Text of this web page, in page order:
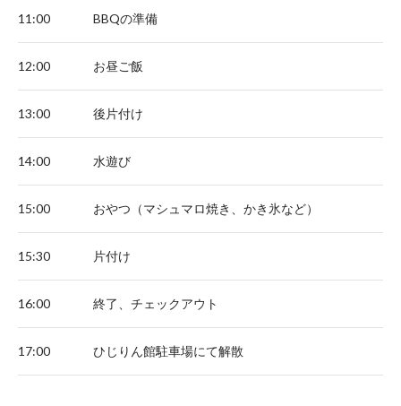
11:00 BBQの準備
12:00 お昼ご飯
13:00 後片付け
14:00 水遊び
15:00 おやつ（マシュマロ焼き、かき氷など）
15:30 片付け
16:00 終了、チェックアウト
17:00 ひじりん館駐車場にて解散